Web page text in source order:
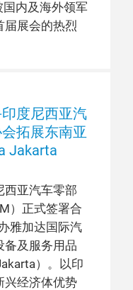
内及海外领军
届展会的热烈
度尼西亚汽
拓展东南亚
Jakarta
西亚汽车零部
）正式签署合
雅加达国际汽
备及服务用品
）。以印
兴经济体优势